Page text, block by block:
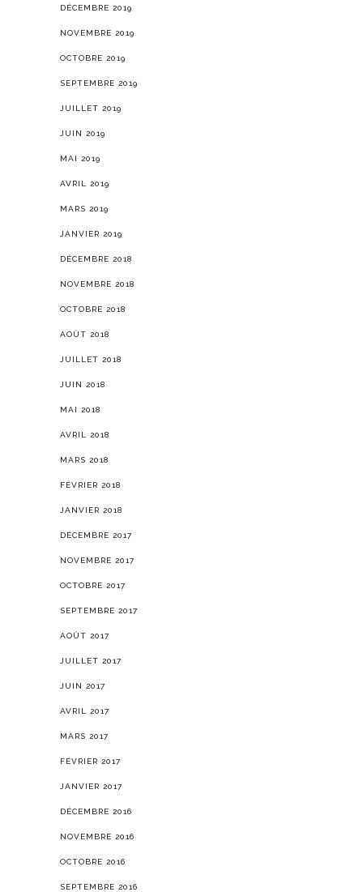
DÉCEMBRE 2019
NOVEMBRE 2019
OCTOBRE 2019
SEPTEMBRE 2019
JUILLET 2019
JUIN 2019
MAI 2019
AVRIL 2019
MARS 2019
JANVIER 2019
DÉCEMBRE 2018
NOVEMBRE 2018
OCTOBRE 2018
AOÛT 2018
JUILLET 2018
JUIN 2018
MAI 2018
AVRIL 2018
MARS 2018
FÉVRIER 2018
JANVIER 2018
DÉCEMBRE 2017
NOVEMBRE 2017
OCTOBRE 2017
SEPTEMBRE 2017
AOÛT 2017
JUILLET 2017
JUIN 2017
AVRIL 2017
MARS 2017
FÉVRIER 2017
JANVIER 2017
DÉCEMBRE 2016
NOVEMBRE 2016
OCTOBRE 2016
SEPTEMBRE 2016